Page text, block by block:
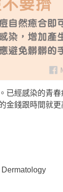
已經感染的青
金錢跟時間就更